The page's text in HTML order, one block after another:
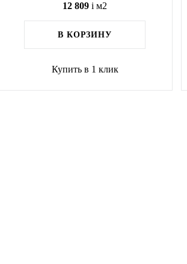
12 809 i м2
В КОРЗИНУ
Купить в 1 клик